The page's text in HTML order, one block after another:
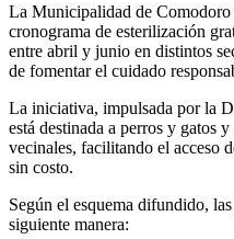
La Municipalidad de
cronograma de esterilización
entre abril y junio en distintos
de fomentar el cuidado
La iniciativa, impulsada por la
está destinada a perros y gatos
vecinales, facilitando el acceso
sin costo.
Según el esquema difundido,
siguiente manera: